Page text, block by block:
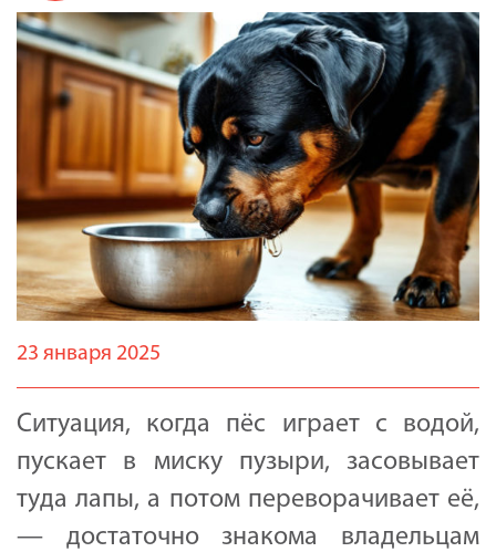
23 января 2025
Ситуация, когда пёс играет с водой,
пускает в миску пузыри, засовывает
туда лапы, а потом переворачивает её,
— достаточно знакома владельцам